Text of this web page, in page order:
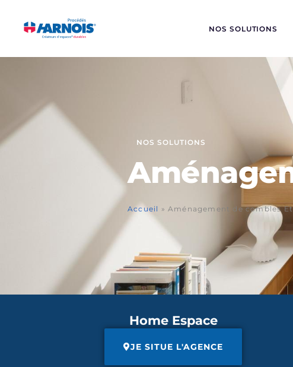
NOS SOLUTIONS
NOS SOLUTIONS
Accueil »Aménagement de combles
Home Espace
JE SITUE L'AGENCE